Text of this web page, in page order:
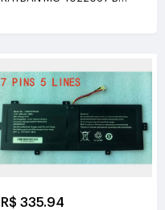
R$ 335.94